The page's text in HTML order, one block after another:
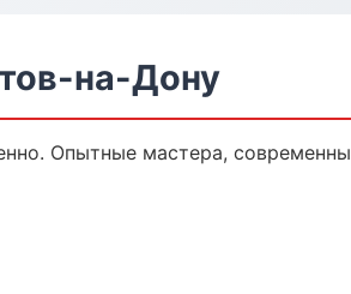
на-Дону
Опытные мастера,